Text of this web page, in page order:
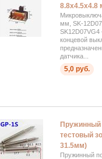
8.8x4.5x4.8
мм, SK-
концевой
датчика...
5,0 руб.
тестовый
31.5мм)
Пружинный